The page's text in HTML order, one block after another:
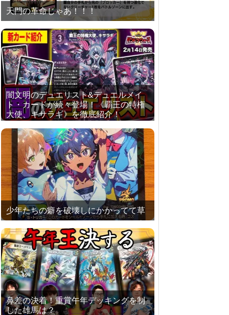
天門の革命じゃあ！！！
闇文明のデュエリスト&デュエルメイ
ト・カードが続々登場！《覇王の特権
大使、キサラギ》を徹底紹介！
少年たちの癖を破壊しにかかってて草
鼻差の決着！重賞午年デッキングを制
した雄馬は？